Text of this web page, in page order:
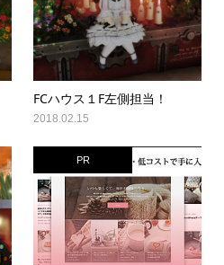
FCハウス１F左側担当！
2018.02.15
PR